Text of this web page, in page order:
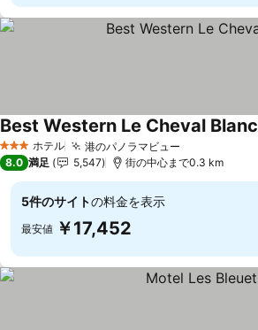
3 ホテルのランク
ホテル 港のパノラマビュー
Best Western Le Cheval Blanc
8.0 満足 5,547 街の中心まで0.3 km
5件のサイトの料金を表示
最安値 ￥17,452